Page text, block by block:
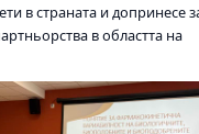
в страната и допринесе
в областта на